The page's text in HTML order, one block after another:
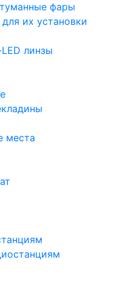
фары
их установки
линзы
места